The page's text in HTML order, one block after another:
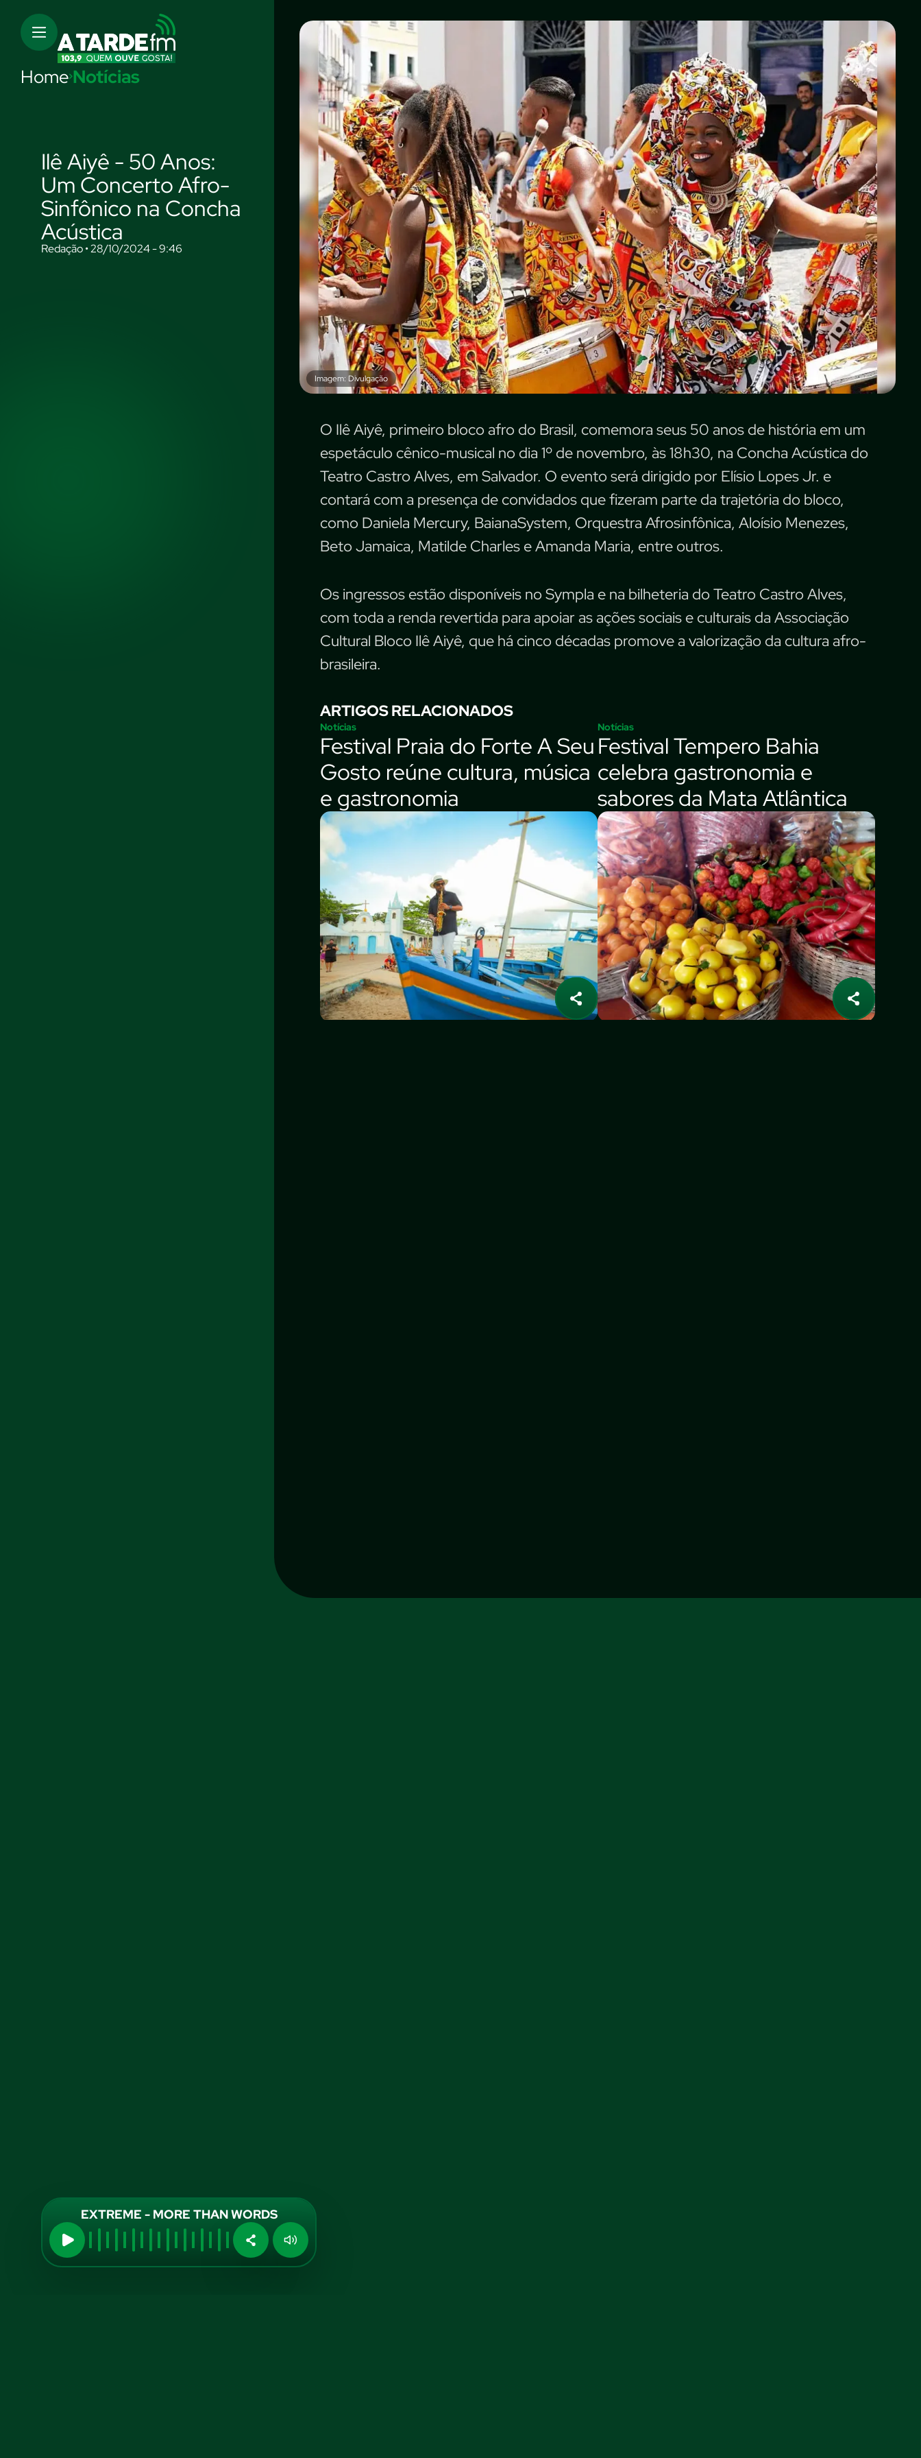
EXTREME - MORE THAN WORDS
Home Notícias
Ilê Aiyê - 50 Anos:
Um Concerto Afro-
Sinfônico na Concha
Acústica
Redação • 28/10/2024 - 9:46
Imagem: Divulgação
O Ilê Aiyê, primeiro bloco afro do Brasil, comemora seus 50 anos de história em um
espetáculo cênico-musical no dia 1º de novembro, às 18h30, na Concha Acústica do
Teatro Castro Alves, em Salvador. O evento será dirigido por Elísio Lopes Jr. e
contará com a presença de convidados que fizeram parte da trajetória do bloco,
como Daniela Mercury, BaianaSystem, Orquestra Afrosinfônica, Aloísio Menezes,
Beto Jamaica, Matilde Charles e Amanda Maria, entre outros.
Os ingressos estão disponíveis no Sympla e na bilheteria do Teatro Castro Alves,
com toda a renda revertida para apoiar as ações sociais e culturais da Associação
Cultural Bloco Ilê Aiyê, que há cinco décadas promove a valorização da cultura afro-
brasileira.
ARTIGOS RELACIONADOS
Notícias
Festival Praia do Forte A Seu
Gosto reúne cultura, música
e gastronomia
Notícias
Festival Tempero Bahia
celebra gastronomia e
sabores da Mata Atlântica